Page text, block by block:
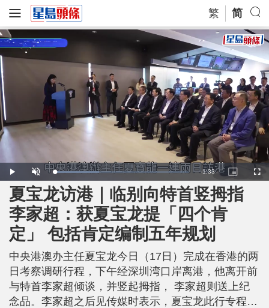
繁 简
P
l
a
y
U
n
m
u
t
L
o
a
d
e
d
:
3
3
.
4
4
R
e
m
a
n
n
-1:33
P
i
c
t
c
t
r
e
F
u
夏宝龙访港｜临别向特首竖拇指
李家超：获夏宝龙提「四个肯
定」 包括肯定编制五年规划
中央港澳办主任夏宝龙今日（17日）完成在香港的两
日考察调研行程，下午经深圳湾口岸离港，他离开前
与特首李家超倾谈，并竖起拇指， 李家超则送上纪
念品。李家超之后见传媒时表示，夏宝龙此行专程来